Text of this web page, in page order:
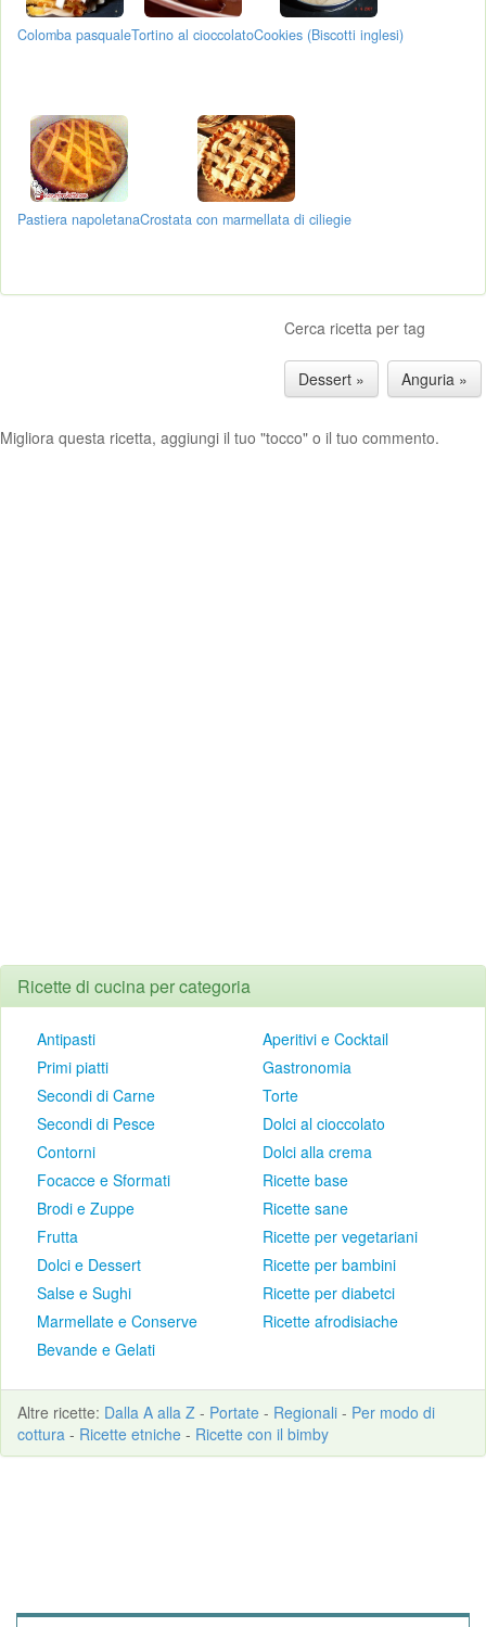
Colomba pasqualeTortino al cioccolatoCookies (Biscotti inglesi)
Pastiera napoletanaCrostata con marmellata di ciliegie
Cerca ricetta per tag
Dessert » Anguria »
Migliora questa ricetta, aggiungi il tuo "tocco" o il tuo commento.
Ricette di cucina per categoria
Antipasti
Primi piatti
Secondi di Carne
Secondi di Pesce
Contorni
Focacce e Sformati
Brodi e Zuppe
Frutta
Dolci e Dessert
Salse e Sughi
Marmellate e Conserve
Bevande e Gelati
Aperitivi e Cocktail
Gastronomia
Torte
Dolci al cioccolato
Dolci alla crema
Ricette base
Ricette sane
Ricette per vegetariani
Ricette per bambini
Ricette per diabetci
Ricette afrodisiache
Altre ricette: Dalla A alla Z - Portate - Regionali - Per modo di
cottura - Ricette etniche - Ricette con il bimby